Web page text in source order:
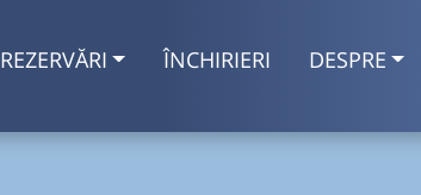
REZERVĂRI ÎNCHIRIERI DESPRE